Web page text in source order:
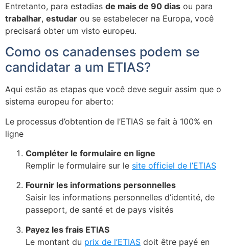
Entretanto, para estadias de mais de 90 dias ou para
trabalhar, estudar ou se estabelecer na Europa, você
precisará obter um visto europeu.
Como os canadenses podem se
candidatar a um ETIAS?
Aqui estão as etapas que você deve seguir assim que o
sistema europeu for aberto:
Le processus d’obtention de l’ETIAS se fait à 100% en
ligne
Compléter le formulaire en ligne
Remplir le formulaire sur le site officiel de l’ETIAS
Fournir les informations personnelles
Saisir les informations personnelles d’identité, de
passeport, de santé et de pays visités
Payez les frais ETIAS
Le montant du prix de l’ETIAS doit être payé en